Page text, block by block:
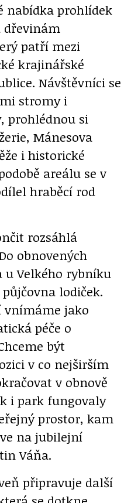
nabídka prohlídek
dřevinám
patří mezi
krajinářské
Návštěvníci se
stromy i
prohlédnou si
Mánesova
i historické
areálu se v
hraběcí rod
rozsáhlá
obnovených
u Velkého rybníku
lodiček.
vnímáme jako
péče o
být
v co nejširším
v obnově
i park fungovaly
prostor, kam
na jubilejní
Váňa.
připravuje další